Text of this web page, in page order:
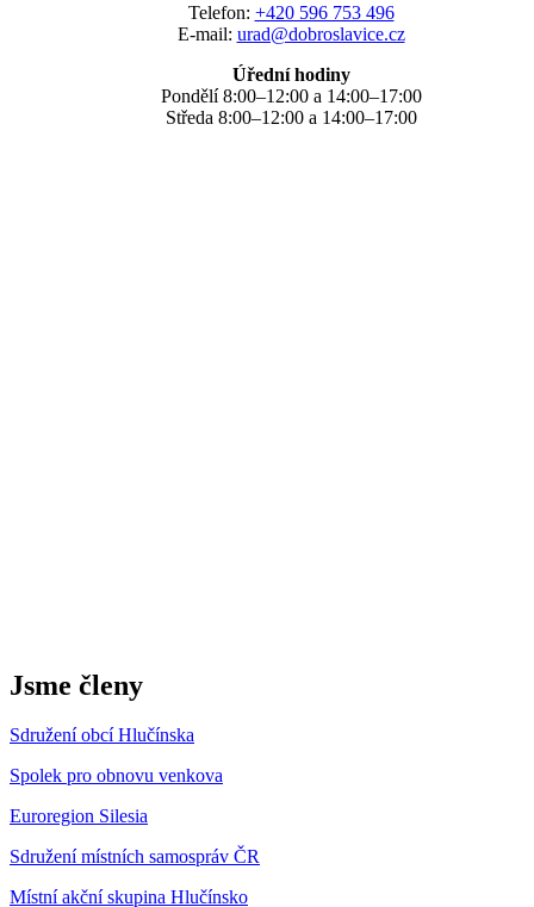
Telefon: +420 596 753 496
E-mail: urad@dobroslavice.cz
Úřední hodiny
Pondělí 8:00–12:00 a 14:00–17:00
Středa 8:00–12:00 a 14:00–17:00
Jsme členy
Sdružení obcí Hlučínska
Spolek pro obnovu venkova
Euroregion Silesia
Sdružení místních samospráv ČR
Místní akční skupina Hlučínsko